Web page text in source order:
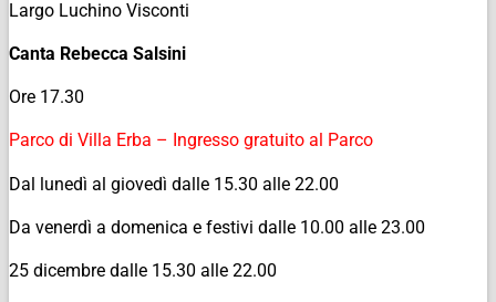
Largo Luchino Visconti
Canta Rebecca Salsini
Ore 17.30
Parco di Villa Erba – Ingresso gratuito al Parco
Dal lunedì al giovedì dalle 15.30 alle 22.00
Da venerdì a domenica e festivi dalle 10.00 alle 23.00
25 dicembre dalle 15.30 alle 22.00